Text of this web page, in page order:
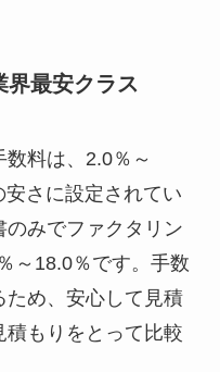
最安クラス
料は、2.0％～
さに設定されてい
のみでファクタリン
～18.0％です。手数
め、安心して見積
積もりをとって比較